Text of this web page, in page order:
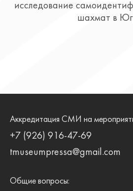
исследование
шахмат в
Аккредитация СМИ на
+7 (926) 916-47-69
tmuseumpressa@gmail.com
Общие вопросы: